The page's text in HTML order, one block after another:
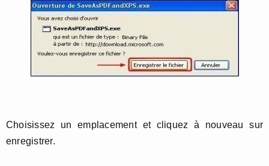
Choisissez un emplacement et cliquez à nouveau sur
enregistrer.